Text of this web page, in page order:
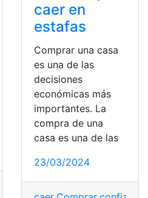
,Ley,Pruebas,Públicos,
caer en
estafas
Comprar una casa
es una de las
decisiones
económicas más
importantes. La
compra de una
casa es una de las
23/03/2024